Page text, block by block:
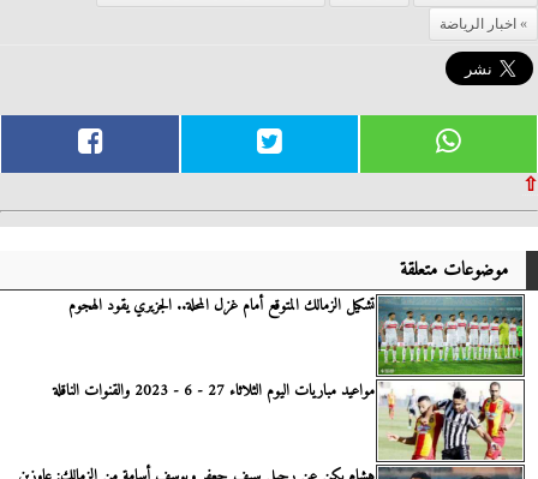
اخبار الرياضة
⇧
موضوعات متعلقة
تشكيل الزمالك المتوقع أمام غزل المحلة.. الجزيري يقود الهجوم
مواعيد مباريات اليوم الثلاثاء 27 - 6 - 2023 والقنوات الناقلة